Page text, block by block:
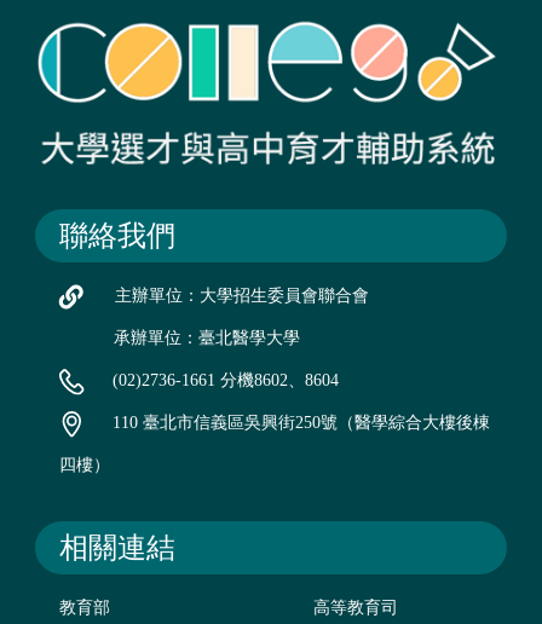
聯絡我們
主辦單位：大學招生委員會聯合會
承辦單位：臺北醫學大學
(02)2736-1661 分機8602、8604
110 臺北市信義區吳興街250號（醫學綜合大樓後棟
四樓）
相關連結
教育部 高等教育司